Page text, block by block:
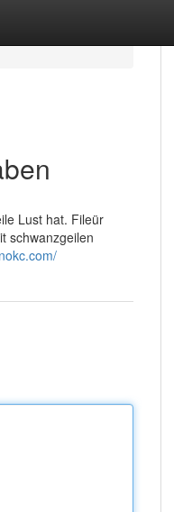
Lust hat. Fileür
schwanzgeilen